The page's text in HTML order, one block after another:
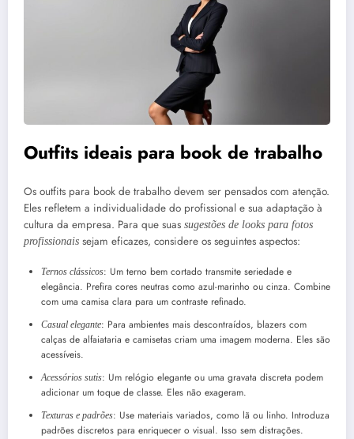
Outfits ideais para book de trabalho
Os outfits para book de trabalho devem ser pensados com atenção.
Eles refletem a individualidade do profissional e sua adaptação à
cultura da empresa. Para que suas sugestões de looks para fotos
profissionais sejam eficazes, considere os seguintes aspectos:
Ternos clássicos: Um terno bem cortado transmite seriedade e
elegância. Prefira cores neutras como azul-marinho ou cinza. Combine
com uma camisa clara para um contraste refinado.
Casual elegante: Para ambientes mais descontraídos, blazers com
calças de alfaiataria e camisetas criam uma imagem moderna. Eles são
acessíveis.
Acessórios sutis: Um relógio elegante ou uma gravata discreta podem
adicionar um toque de classe. Eles não exageram.
Texturas e padrões: Use materiais variados, como lã ou linho. Introduza
padrões discretos para enriquecer o visual. Isso sem distrações.